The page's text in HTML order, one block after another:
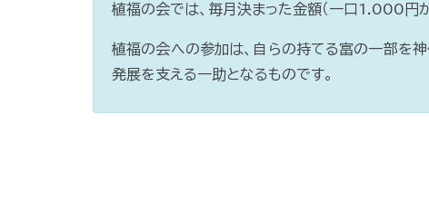
植福の会では、毎月決まった金額（一口1.000円
植福の会への参加は、自らの持てる富の一部を
発展を支える一助となるものです。